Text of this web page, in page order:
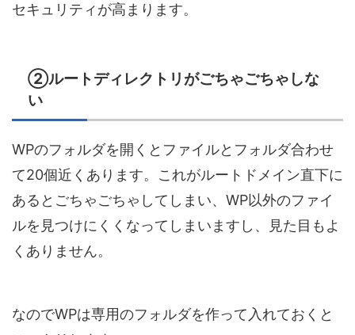
セキュリティが高まります。
②ルートディレクトリがごちゃごちゃしな
い
WPのフォルダを開くとファイルとフォルダ合わせ
て20個近くあります。これがルートドメイン直下に
あるとごちゃごちゃしてしまい、WP以外のファイ
ルを見つけにくくなってしまいますし、見た目もよ
くありません。
なのでWPは専用のフォルダを作って入れておくと